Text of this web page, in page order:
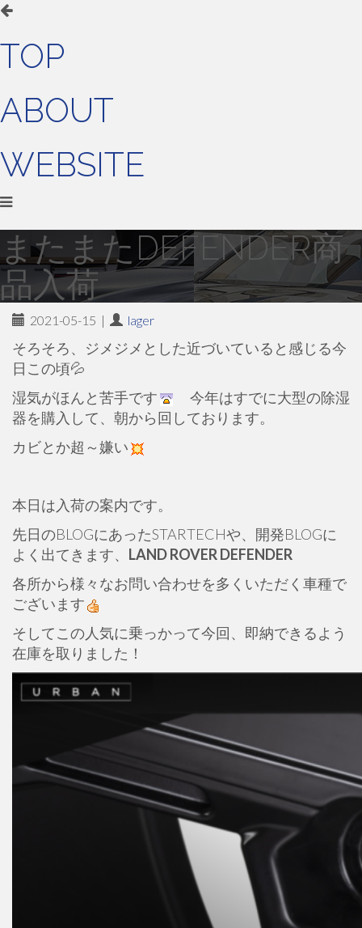
TOP
ABOUT
WEBSITE
またまたDEFENDER商
品入荷
2021-05-15 | lager
そろそろ、ジメジメとした近づいていると感じる今
日この頃💦
湿気がほんと苦手です
今年はすでに大型の除湿
器を購入して、朝から回しております。
カビとか超～嫌い
本日は入荷の案内です。
先日のBLOGにあったSTARTECHや、開発BLOGに
よく出てきます、 LAND ROVER DEFENDER
各所から様々なお問い合わせを多くいただく車種で
ございます
そしてこの人気に乗っかって今回、即納できるよう
在庫を取りました！